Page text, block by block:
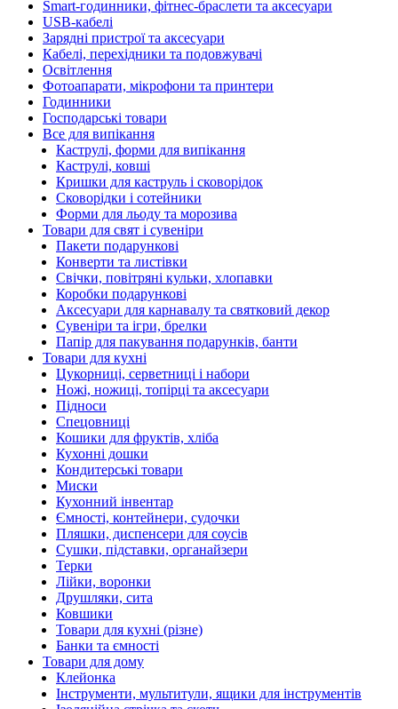
Smart-годинники, фітнес-браслети та аксесуари
USB-кабелі
Зарядні пристрої та аксесуари
Кабелі, перехідники та подовжувачі
Освітлення
Фотоапарати, мікрофони та принтери
Годинники
Господарські товари
Все для випікання
Каструлі, форми для випікання
Каструлі, ковші
Кришки для каструль і сковорідок
Сковорідки і сотейники
Форми для льоду та морозива
Товари для свят і сувеніри
Пакети подарункові
Конверти та листівки
Свічки, повітряні кульки, хлопавки
Коробки подарункові
Аксесуари для карнавалу та святковий декор
Сувеніри та ігри, брелки
Папір для пакування подарунків, банти
Товари для кухні
Цукорниці, серветниці і набори
Ножі, ножиці, топірці та аксесуари
Підноси
Спецовниці
Кошики для фруктів, хліба
Кухонні дошки
Кондитерські товари
Миски
Кухонний інвентар
Ємності, контейнери, судочки
Пляшки, диспенсери для соусів
Сушки, підставки, органайзери
Терки
Лійки, воронки
Друшляки, сита
Ковшики
Товари для кухні (різне)
Банки та ємності
Товари для дому
Клейонка
Інструменти, мультитули, ящики для інструментів